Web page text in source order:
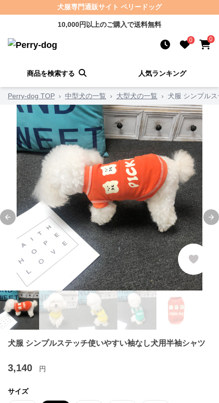
犬服専門通販サイト ペリードッグ
10,000円以上のご購入で送料無料
0 0
商品を検索する 人気ランキング
Perry-dog TOP › 中型犬の一覧 › 大型犬の一覧 › 犬服 シンプル
Previous slide
犬服 シンプルステッチ使いやすい袖なし犬用半袖シャツ
3,140 円
サイズ